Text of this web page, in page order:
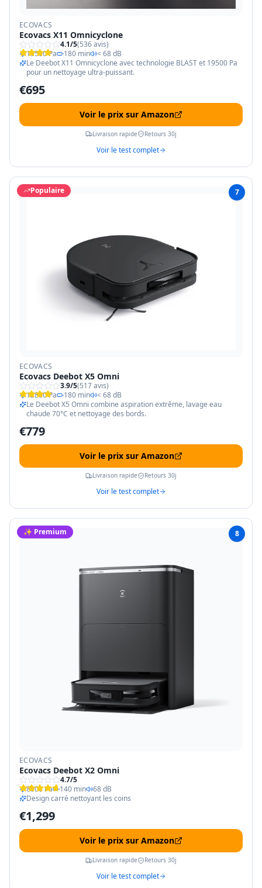
ECOVACS
Ecovacs X11 Omnicyclone
4.1/5(536avis)
19500 Pa
180 min
< 68 dB
Le Deebot X11 Omnicyclone avec technologie BLAST et 19500 Pa
pour un nettoyage ultra-puissant.
€695
Voir le prix sur Amazon
Livraison rapide Retours 30j
Voir le test complet
7
Populaire
ECOVACS
Ecovacs Deebot X5 Omni
3.9/5(517avis)
12800 Pa
180 min
< 68 dB
Le Deebot X5 Omni combine aspiration extrême, lavage eau
chaude 70°C et nettoyage des bords.
€779
Voir le prix sur Amazon
Livraison rapide Retours 30j
Voir le test complet
✨ Premium 8
ECOVACS
Ecovacs Deebot X2 Omni
4.7/5
8000 Pa
140 min
68 dB
Design carré nettoyant les coins
€1,299
Voir le prix sur Amazon
Livraison rapide Retours 30j
Voir le test complet